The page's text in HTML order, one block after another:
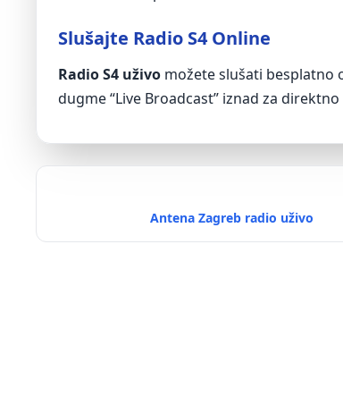
Slušajte Radio S4 Online
Radio S4 uživo možete slušati besplatno
dugme “Live Broadcast” iznad za direktno
Antena Zagreb radio uživo